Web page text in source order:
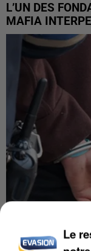
L’UN DES
MAFIA
UN SECOND
Le